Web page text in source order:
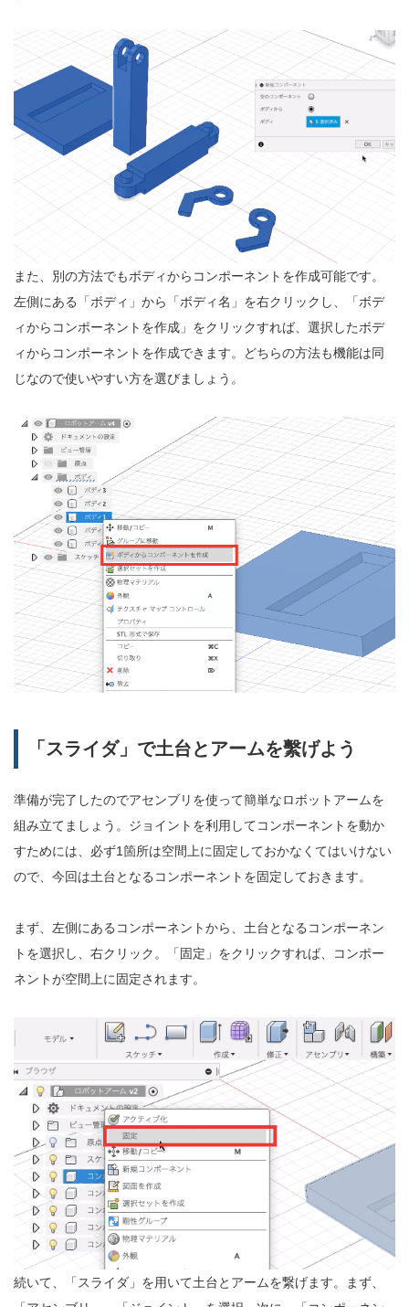
また、別の方法でもボディからコンポーネントを作成可能です。
左側にある「ボディ」から「ボディ名」を右クリックし、「ボデ
ィからコンポーネントを作成」をクリックすれば、選択したボデ
ィからコンポーネントを作成できます。どちらの方法も機能は同
じなので使いやすい方を選びましょう。
「スライダ」で土台とアームを繫げよう
準備が完了したのでアセンブリを使って簡単なロボットアームを
組み立てましょう。ジョイントを利用してコンポーネントを動か
すためには、必ず1箇所は空間上に固定しておかなくてはいけない
ので、今回は土台となるコンポーネントを固定しておきます。
まず、左側にあるコンポーネントから、土台となるコンポーネン
トを選択し、右クリック。「固定」をクリックすれば、コンポー
ネントが空間上に固定されます。
続いて、「スライダ」を用いて土台とアームを繋げます。まず、